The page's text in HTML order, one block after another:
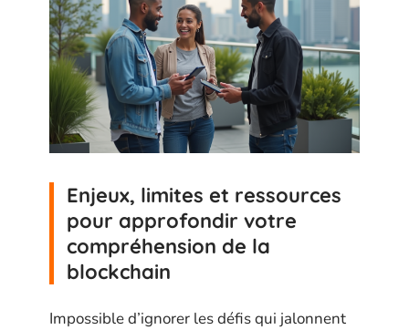
Enjeux, limites et ressources
pour approfondir votre
compréhension de la
blockchain
Impossible d’ignorer les défis qui jalonnent